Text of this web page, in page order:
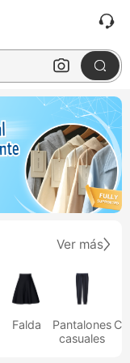
Ver más
Falda
Pantalones
casuales